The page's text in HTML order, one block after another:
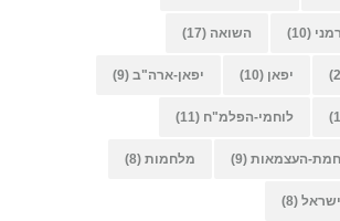
(10) השואה (17)
יפאן (10) יפאן-ארה"ב (9)
לוחמי-הפלמ"ח (11)
העצמאות (9) מלחמות (8)
(8)